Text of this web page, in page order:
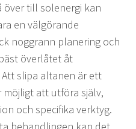
över till solenergi kan
en välgörande
noggrann planering och
överlåtet åt
slipa altanen är ett
möjligt att utföra själv,
och specifika verktyg.